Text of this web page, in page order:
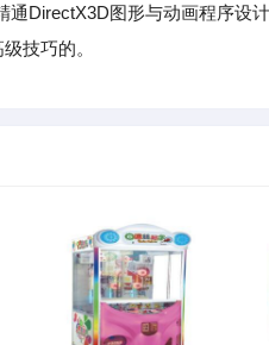
通DirectX3D图形与动画程序设
技巧的。